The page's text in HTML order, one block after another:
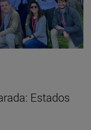
Estados